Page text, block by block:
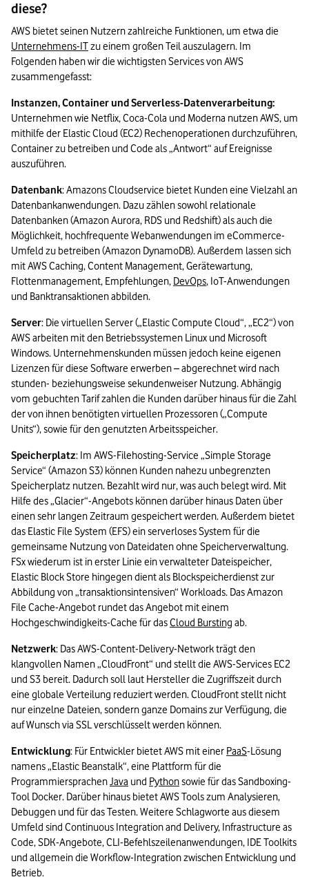
diese?
Unternehmens-IT zu einem großen Teil auszulagern. Im
Folgenden haben wir die wichtigsten Services von AWS
zusammengefasst:
Unternehmen wie Netflix, Coca-Cola und Moderna nutzen AWS, um
mithilfe der Elastic Cloud (EC2) Rechenoperationen durchzuführen,
Container zu betreiben und Code als „Antwort“ auf Ereignisse
auszuführen.
Datenbank: Amazons Cloudservice bietet Kunden eine Vielzahl an
Datenbankanwendungen. Dazu zählen sowohl relationale
Datenbanken (Amazon Aurora, RDS und Redshift) als auch die
Möglichkeit, hochfrequente Webanwendungen im eCommerce-
Umfeld zu betreiben (Amazon DynamoDB). Außerdem lassen sich
mit AWS Caching, Content Management, Gerätewartung,
Flottenmanagement, Empfehlungen, DevOps, IoT-Anwendungen
und Banktransaktionen abbilden.
Server: Die virtuellen Server („Elastic Compute Cloud“, „EC2“) von
AWS arbeiten mit den Betriebssystemen Linux und Microsoft
Windows. Unternehmenskunden müssen jedoch keine eigenen
Lizenzen für diese Software erwerben – abgerechnet wird nach
stunden- beziehungsweise sekundenweiser Nutzung. Abhängig
vom gebuchten Tarif zahlen die Kunden darüber hinaus für die Zahl
der von ihnen benötigten virtuellen Prozessoren („Compute
Units“), sowie für den genutzten Arbeitsspeicher.
Speicherplatz: Im AWS-Filehosting-Service „Simple Storage
Service“ (Amazon S3) können Kunden nahezu unbegrenzten
Speicherplatz nutzen. Bezahlt wird nur, was auch belegt wird. Mit
Hilfe des „Glacier“-Angebots können darüber hinaus Daten über
einen sehr langen Zeitraum gespeichert werden. Außerdem bietet
das Elastic File System (EFS) ein serverloses System für die
gemeinsame Nutzung von Dateidaten ohne Speicherverwaltung.
FSx wiederum ist in erster Linie ein verwalteter Dateispeicher,
Elastic Block Store hingegen dient als Blockspeicherdienst zur
Abbildung von „transaktionsintensiven“ Workloads. Das Amazon
File Cache-Angebot rundet das Angebot mit einem
Hochgeschwindigkeits-Cache für das Cloud Bursting ab.
Netzwerk: Das AWS-Content-Delivery-Network trägt den
klangvollen Namen „CloudFront“ und stellt die AWS-Services EC2
und S3 bereit. Dadurch soll laut Hersteller die Zugriffszeit durch
eine globale Verteilung reduziert werden. CloudFront stellt nicht
nur einzelne Dateien, sondern ganze Domains zur Verfügung, die
auf Wunsch via SSL verschlüsselt werden können.
Entwicklung: Für Entwickler bietet AWS mit einer PaaS-Lösung
namens „Elastic Beanstalk“, eine Plattform für die
Programmiersprachen Java und Python sowie für das Sandboxing-
Tool Docker. Darüber hinaus bietet AWS Tools zum Analysieren,
Debuggen und für das Testen. Weitere Schlagworte aus diesem
Umfeld sind Continuous Integration and Delivery, Infrastructure as
Code, SDK-Angebote, CLI-Befehlszeilenanwendungen, IDE Toolkits
und allgemein die Workflow-Integration zwischen Entwicklung und
Betrieb.